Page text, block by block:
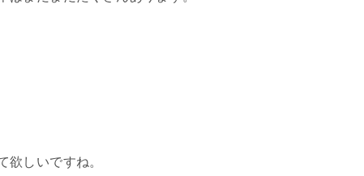
欲しいですね。